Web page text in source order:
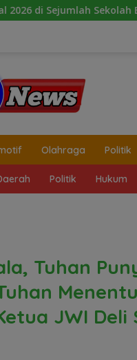
Belum Sesuai Imbauan
Olahraga Politik
Politik Hukum
Tuhan
JWI Deli